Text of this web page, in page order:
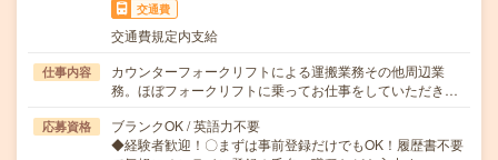
交通費
交通費規定内支給
仕事内容
カウンターフォークリフトによる運搬業務その他周辺業
務。ほぼフォークリフトに乗ってお仕事をしていただき…
応募資格
ブランクOK / 英語力不要
◆経験者歓迎！〇まずは事前登録だけでもOK！履歴書不要